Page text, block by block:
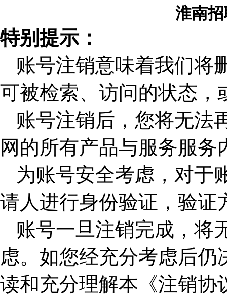
淮南
特别提示：
账号注销意味着我们将
可被检索、访问的状态，
账号注销后，您将无法
网的所有产品与服务服务
为账号安全考虑，对于
请人进行身份验证，验证
账号一旦注销完成，将
虑。如您经充分考虑后
读和充分理解本《注销协